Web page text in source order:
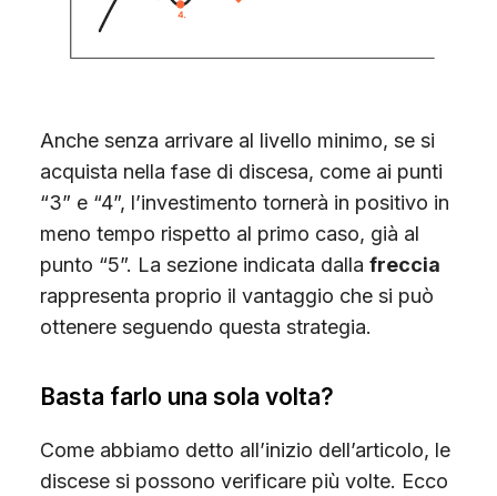
Anche senza arrivare al livello minimo, se si
acquista nella fase di discesa, come ai punti
“3” e “4”, l’investimento tornerà in positivo in
meno tempo rispetto al primo caso, già al
punto “5”. La sezione indicata dalla freccia
rappresenta proprio il vantaggio che si può
ottenere seguendo questa strategia.
Basta farlo una sola volta?
Come abbiamo detto all’inizio dell’articolo, le
discese si possono verificare più volte. Ecco